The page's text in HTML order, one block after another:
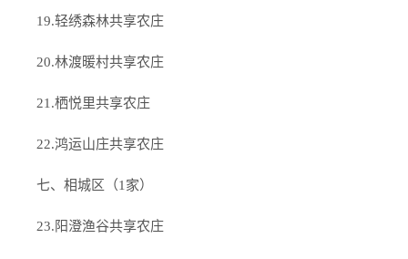
19.轻绣森林共享农庄
20.林渡暖村共享农庄
21.栖悦里共享农庄
22.鸿运山庄共享农庄
七、相城区（1家）
23.阳澄渔谷共享农庄